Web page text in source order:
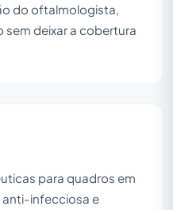
do oftalmologista,
deixar a cobertura
para quadros em
anti-infecciosa e